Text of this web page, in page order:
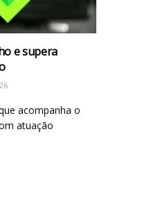
e supera
acompanha o
atuação